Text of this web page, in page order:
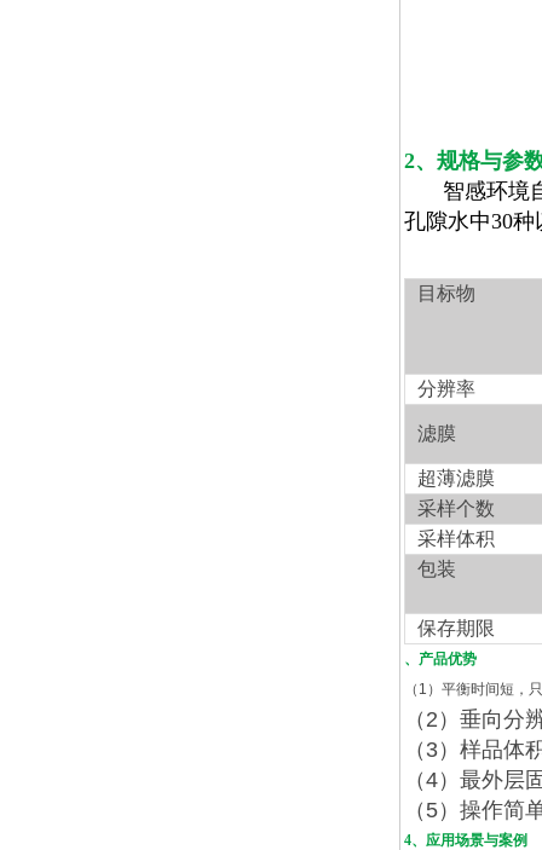
2、规格与参
智感环境
孔隙水中30种
目标物
分辨率
滤膜
超薄滤膜
采样个数
采样体积
包装
保存期限
、产品优势
（ 1 ）平衡时间短，
（ 2 ）垂向分
（ 3）样品体
（4）最外层
（ 5）操作简
4、应用场景与案例